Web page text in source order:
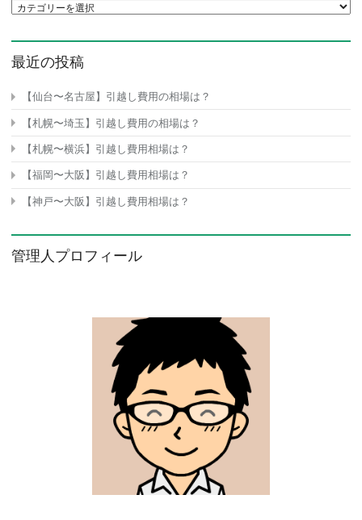
カテゴリ一覧
最近の投稿
【仙台〜名古屋】引越し費用の相場は？
【札幌〜埼玉】引越し費用の相場は？
【札幌〜横浜】引越し費用相場は？
【福岡〜大阪】引越し費用相場は？
【神戸〜大阪】引越し費用相場は？
管理人プロフィール